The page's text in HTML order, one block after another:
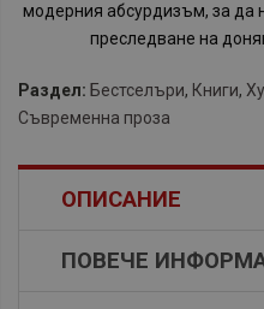
модерния абсурдизъм, за да
преследване на
Раздел: Бестселъри, Книги,
Съвременна проза
ОПИСАНИЕ
ПОВЕЧЕ